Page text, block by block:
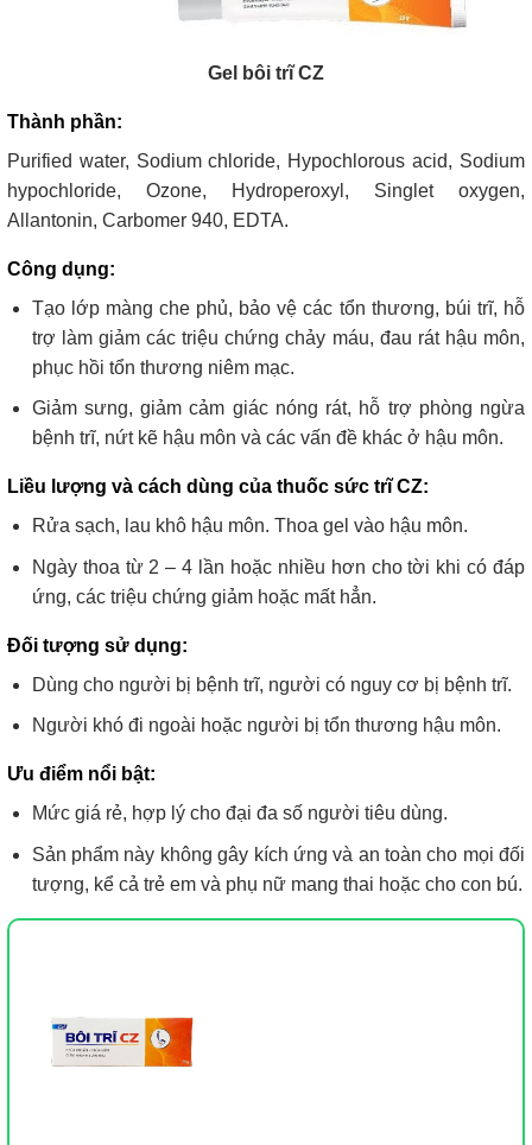
Gel bôi trĩ CZ
Thành phần:
Purified water, Sodium chloride, Hypochlorous acid, Sodium
hypochloride, Ozone, Hydroperoxyl, Singlet oxygen,
Allantonin, Carbomer 940, EDTA.
Công dụng:
Tạo lớp màng che phủ, bảo vệ các tổn thương, búi trĩ, hỗ
trợ làm giảm các triệu chứng chảy máu, đau rát hậu môn,
phục hồi tổn thương niêm mạc.
Giảm sưng, giảm cảm giác nóng rát, hỗ trợ phòng ngừa
bệnh trĩ, nứt kẽ hậu môn và các vấn đề khác ở hậu môn.
Liều lượng và cách dùng của thuốc sức trĩ CZ:
Rửa sạch, lau khô hậu môn. Thoa gel vào hậu môn.
Ngày thoa từ 2 – 4 lần hoặc nhiều hơn cho tời khi có đáp
ứng, các triệu chứng giảm hoặc mất hẳn.
Đối tượng sử dụng:
Dùng cho người bị bệnh trĩ, người có nguy cơ bị bệnh trĩ.
Người khó đi ngoài hoặc người bị tổn thương hậu môn.
Ưu điểm nổi bật:
Mức giá rẻ, hợp lý cho đại đa số người tiêu dùng.
Sản phẩm này không gây kích ứng và an toàn cho mọi đối
tượng, kể cả trẻ em và phụ nữ mang thai hoặc cho con bú.